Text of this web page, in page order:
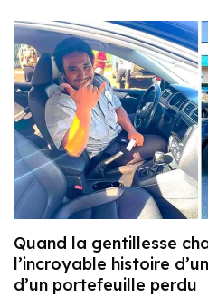
Quand la gentillesse
l’incroyable histoire
d’un portefeuille perdu